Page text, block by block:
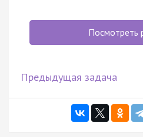
Посмотреть
Предыдущая задача